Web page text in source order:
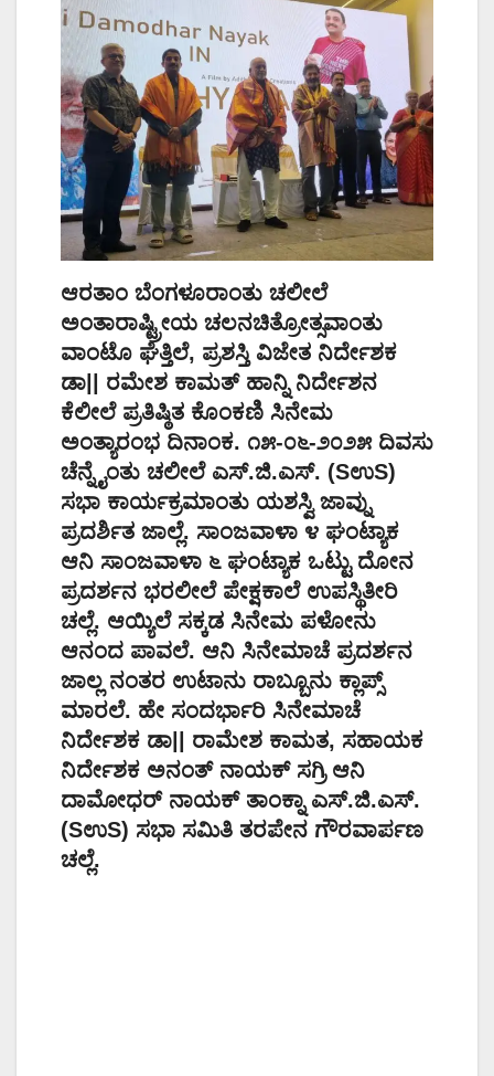
ಆರತಾಂ ಬೆಂಗಳೂರಾಂತು ಚಲೀಲೆ
ಅಂತಾರಾಷ್ಟ್ರೀಯ ಚಲನಚಿತ್ರೋತ್ಸವಾಂತು
ವಾಂಟೊ ಘೆತ್ತಿಲೆ, ಪ್ರಶಸ್ತಿ ವಿಜೇತ ನಿರ್ದೇಶಕ
ಡಾ|| ರಮೇಶ ಕಾಮತ್ ಹಾನ್ನಿ ನಿರ್ದೇಶನ
ಕೆಲೀಲೆ ಪ್ರತಿಷ್ಠಿತ ಕೊಂಕಣಿ ಸಿನೇಮ
ಅಂತ್ಯಾರಂಭ ದಿನಾಂಕ. ೧೫-೦೬-೨೦೨೫ ದಿವಸು
ಚೆನ್ನೈಂತು ಚಲೀಲೆ ಎಸ್.ಜಿ.ಎಸ್. (SಉS)
ಸಭಾ ಕಾರ್ಯಕ್ರಮಾಂತು ಯಶಸ್ವಿ ಜಾವ್ನು
ಪ್ರದರ್ಶಿತ ಜಾಲ್ಲೆ. ಸಾಂಜವಾಳಾ ೪ ಘಂಟ್ಯಾಕ
ಆನಿ ಸಾಂಜವಾಳಾ ೬ ಘಂಟ್ಯಾಕ ಒಟ್ಟು ದೋನ
ಪ್ರದರ್ಶನ ಭರಲೀಲೆ ಪೇಕ್ಷಕಾಲೆ ಉಪಸ್ಥಿತೀರಿ
ಚಲ್ಲೆ. ಆಯ್ಯಿಲೆ ಸಕ್ಕಡ ಸಿನೇಮ ಪಳೋನು
ಆನಂದ ಪಾವಲೆ. ಆನಿ ಸಿನೇಮಾಚೆ ಪ್ರದರ್ಶನ
ಜಾಲ್ಲ ನಂತರ ಉಟಾನು ರಾಬ್ಬೂನು ಕ್ಲಾಪ್ಸ್
ಮಾರಲೆ. ಹೇ ಸಂದರ್ಭಾರಿ ಸಿನೇಮಾಚೆ
ನಿರ್ದೇಶಕ ಡಾ|| ರಾಮೇಶ ಕಾಮತ, ಸಹಾಯಕ
ನಿರ್ದೇಶಕ ಅನಂತ್ ನಾಯಕ್ ಸಗ್ರಿ ಆನಿ
ದಾಮೋಧರ್ ನಾಯಕ್ ತಾಂಕ್ನಾ ಎಸ್.ಜಿ.ಎಸ್.
(SಉS) ಸಭಾ ಸಮಿತಿ ತರಪೇನ ಗೌರವಾರ್ಪಣ
ಚಲ್ಲೆ.